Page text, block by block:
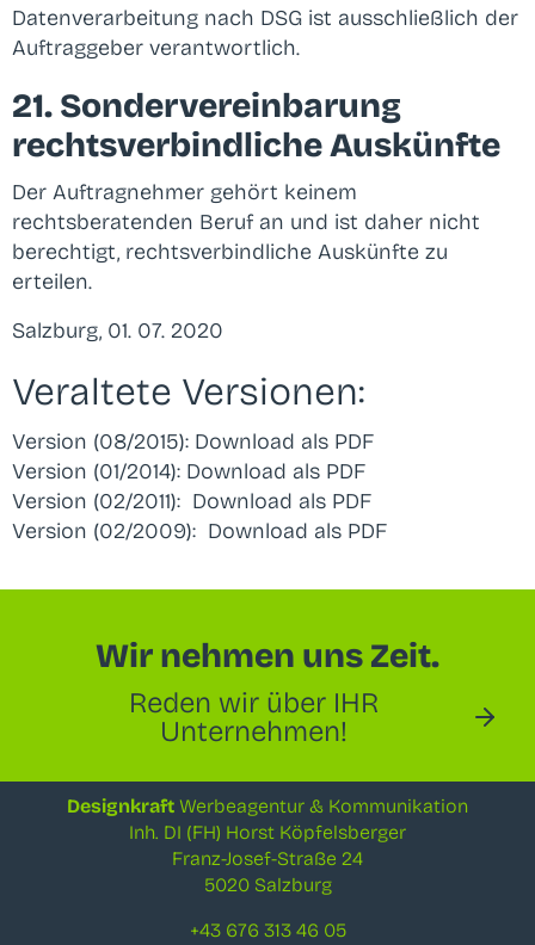
Datenverarbeitung nach DSG ist ausschließlich der
Auftraggeber verantwortlich.
21. Sondervereinbarung
rechtsverbindliche Auskünfte
Der Auftragnehmer gehört keinem
rechtsberatenden Beruf an und ist daher nicht
berechtigt, rechtsverbindliche Auskünfte zu
erteilen.
Salzburg, 01. 07. 2020
Veraltete Versionen:
Version (08/2015): Download als PDF
Version (01/2014): Download als PDF
Version (02/2011): Download als PDF
Version (02/2009): Download als PDF
Wir nehmen uns Zeit.
Reden wir über IHR
Unternehmen!
Designkraft Werbeagentur & Kommunikation
Inh. DI (FH) Horst Köpfelsberger
Franz-Josef-Straße 24
5020 Salzburg
+43 676 313 46 05